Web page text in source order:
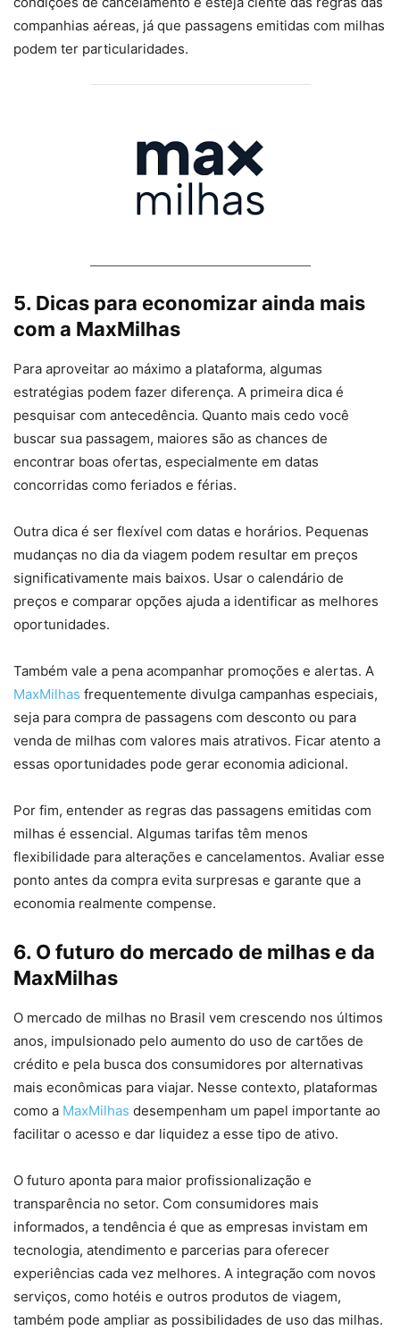
companhias aéreas, já que passagens emitidas com milhas
podem ter particularidades.
5. Dicas para economizar ainda mais
com a MaxMilhas
Para aproveitar ao máximo a plataforma, algumas
estratégias podem fazer diferença. A primeira dica é
pesquisar com antecedência. Quanto mais cedo você
buscar sua passagem, maiores são as chances de
encontrar boas ofertas, especialmente em datas
concorridas como feriados e férias.
Outra dica é ser flexível com datas e horários. Pequenas
mudanças no dia da viagem podem resultar em preços
significativamente mais baixos. Usar o calendário de
preços e comparar opções ajuda a identificar as melhores
oportunidades.
Também vale a pena acompanhar promoções e alertas. A
MaxMilhas frequentemente divulga campanhas especiais,
seja para compra de passagens com desconto ou para
venda de milhas com valores mais atrativos. Ficar atento a
essas oportunidades pode gerar economia adicional.
Por fim, entender as regras das passagens emitidas com
milhas é essencial. Algumas tarifas têm menos
flexibilidade para alterações e cancelamentos. Avaliar esse
ponto antes da compra evita surpresas e garante que a
economia realmente compense.
6. O futuro do mercado de milhas e da
MaxMilhas
O mercado de milhas no Brasil vem crescendo nos últimos
anos, impulsionado pelo aumento do uso de cartões de
crédito e pela busca dos consumidores por alternativas
mais econômicas para viajar. Nesse contexto, plataformas
como a MaxMilhas desempenham um papel importante ao
facilitar o acesso e dar liquidez a esse tipo de ativo.
O futuro aponta para maior profissionalização e
transparência no setor. Com consumidores mais
informados, a tendência é que as empresas invistam em
tecnologia, atendimento e parcerias para oferecer
experiências cada vez melhores. A integração com novos
serviços, como hotéis e outros produtos de viagem,
também pode ampliar as possibilidades de uso das milhas.